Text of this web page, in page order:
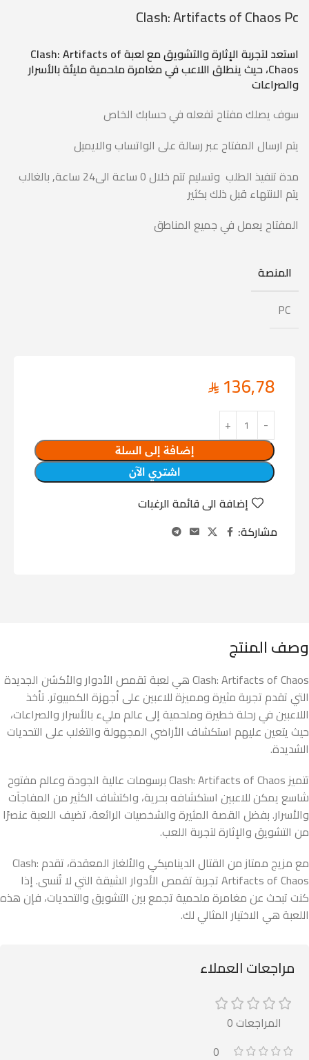
Clash: Artifacts of Chaos Pc
استعد لتجربة الإثارة والتشويق مع لعبة Clash: Artifacts of
Chaos، حيث ينطلق اللاعب في مغامرة ملحمية مليئة بالأسرار
والصراعات
سوف يصلك مفتاح تفعله في حسابك الخاص
يتم ارسال المفتاح عبر رسالة على الواتساب والايميل
مدة تنفيذ الطلب وتسليم تتم خلال 0 ساعة الى24 ساعة, بالغالب
يتم الانتهاء قبل ذلك بكثير
المفتاح يعمل في جميع المناطق
المنصة
PC
136,78
إضافة إلى السلة
اشتري الآن
إضافة الى قائمة الرغبات
مشاركة:
وصف المنتج
Clash: Artifacts of Chaos هي لعبة تقمص الأدوار والأكشن الجديدة
التي تقدم تجربة مثيرة ومميزة للاعبين على أجهزة الكمبيوتر. تأخذ
اللاعبين في رحلة خطيرة وملحمية إلى عالم مليء بالأسرار والصراعات،
حيث يتعين عليهم استكشاف الأراضي المجهولة والتغلب على التحديات
الشديدة.
تتميز Clash: Artifacts of Chaos برسومات عالية الجودة وعالم مفتوح
شاسع يمكن للاعبين استكشافه بحرية، واكتشاف الكثير من المفاجآت
والأسرار. بفضل القصة المثيرة والشخصيات الرائعة، تضيف اللعبة عنصرًا
من التشويق والإثارة لتجربة اللعب.
مع مزيج ممتاز من القتال الديناميكي والألغاز المعقدة، تقدم Clash:
Artifacts of Chaos تجربة تقمص الأدوار الشيقة التي لا تُنسى. إذا
كنت تبحث عن مغامرة ملحمية تجمع بين التشويق والتحديات، فإن هذه
اللعبة هي الاختيار المثالي لك.
مراجعات العملاء
المراجعات 0
0